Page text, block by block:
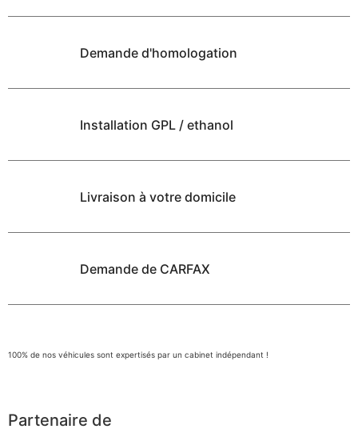
Demande d'homologation
Installation GPL / ethanol
Livraison à votre domicile
Demande de CARFAX
100% de nos véhicules sont expertisés par un cabinet indépendant !
Partenaire de